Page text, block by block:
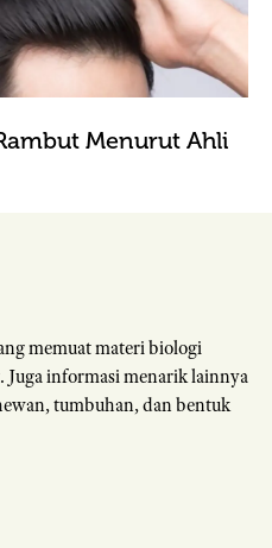
Menurut Ahli
memuat materi biologi
Juga informasi menarik lainnya
tumbuhan, dan bentuk